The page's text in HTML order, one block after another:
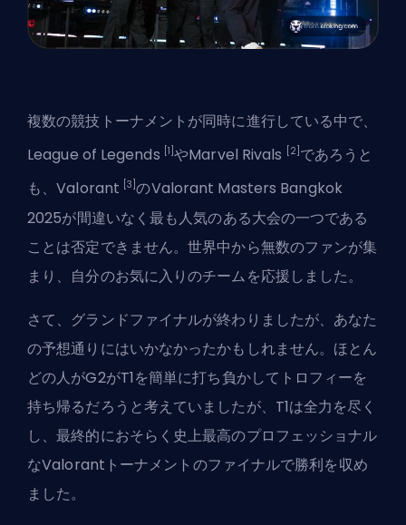
複数の競技トーナメントが同時に進行している中で、
League of Legends [1] やMarvel Rivals [2] であろうと
も、Valorant [3] のValorant Masters Bangkok
2025が間違いなく最も人気のある大会の一つである
ことは否定できません。世界中から無数のファンが集
まり、自分のお気に入りのチームを応援しました。
さて、グランドファイナルが終わりましたが、あなた
の予想通りにはいかなかったかもしれません。ほとん
どの人がG2がT1を簡単に打ち負かしてトロフィーを
持ち帰るだろう と考えていましたが、T1は全力を尽く
し、最終的におそらく史上最高のプロフェッショナル
なValorantトーナメントのファイナルで勝利を収め
ました。